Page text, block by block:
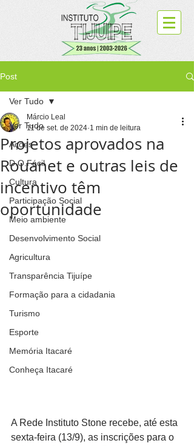
Post
Ver Tudo
Ações
D.O.Fácil
Cultura
Participação Social
Meio ambiente
Desenvolvimento Social
Agricultura
Transparência Tijuípe
Formação para a cidadania
Turismo
Esporte
Memória Itacaré
Conheça Itacaré
Ver Tudo
Projetos aprovados na
Rouanet e outras leis de
incentivo têm
oportunidade
Márcio Leal
11 de set. de 2024 1 min de leitura
A Rede Instituto Stone recebe, até esta
sexta-feira (13/9), as inscrições para o